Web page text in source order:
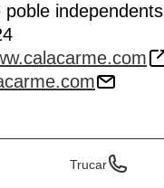
poble independents
Trucar